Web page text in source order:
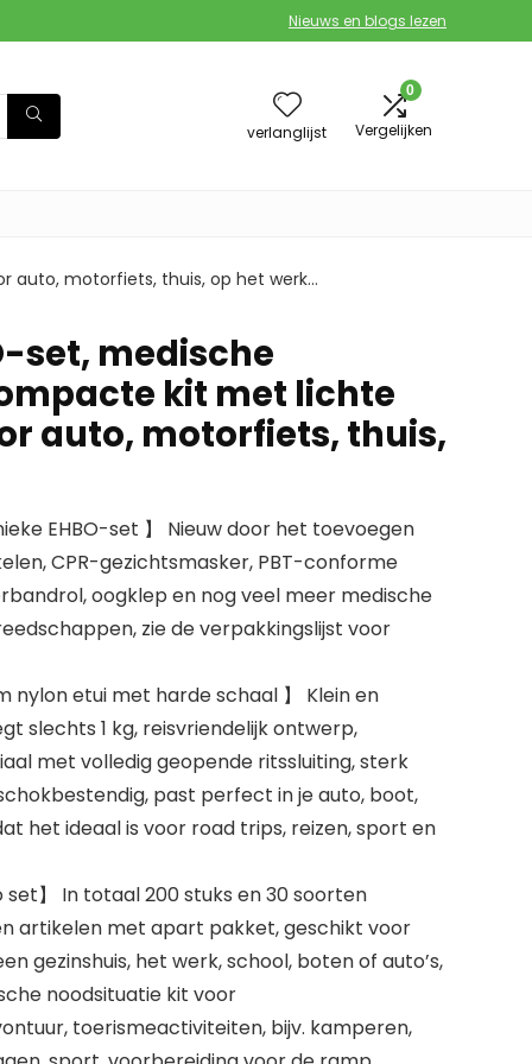
Nieuws en blogs lezen
verlanglijst
0
Vergelijken
auto, motorfiets, thuis, op het werk…
set, medische
kit met lichte
auto, motorfiets, thuis,
EHBO-set 】 Nieuw door het toevoegen
CPR-gezichtsmasker, PBT-conforme
oogklep en nog veel meer medische
zie de verpakkingslijst voor
nylon etui met harde schaal 】 Klein en
slechts 1 kg, reisvriendelijk ontwerp,
met volledig geopende ritssluiting, sterk
past perfect in je auto, boot,
het ideaal is voor road trips, reizen, sport en
】 In totaal 200 stuks en 30 soorten
artikelen met apart pakket, geschikt voor
gezinshuis, het werk, school, boten of auto’s,
noodsituatie kit voor
toerismeactiviteiten, bijv. kamperen,